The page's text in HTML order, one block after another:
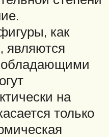
как
являются
обладающими
на
только